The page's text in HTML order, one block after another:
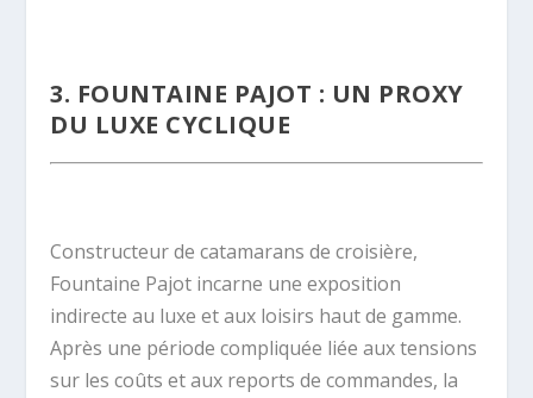
3. FOUNTAINE PAJOT : UN PROXY
DU LUXE CYCLIQUE
Constructeur de catamarans de croisière,
Fountaine Pajot incarne une exposition
indirecte au luxe et aux loisirs haut de gamme.
Après une période compliquée liée aux tensions
sur les coûts et aux reports de commandes, la